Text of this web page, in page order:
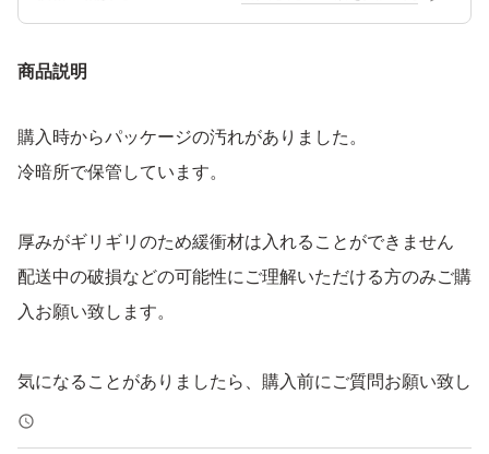
商品説明
購入時からパッケージの汚れがありました。
冷暗所で保管しています。
厚みがギリギリのため緩衝材は入れることができません
配送中の破損などの可能性にご理解いただける方のみご購
入お願い致します。
気になることがありましたら、購入前にご質問お願い致し
ます^ ^